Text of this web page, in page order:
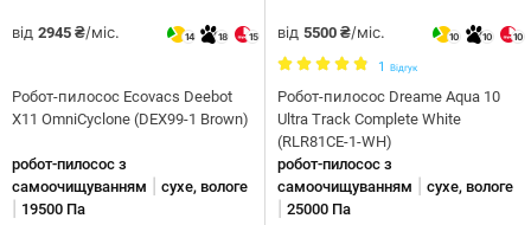
від 2945 ₴/міс. 14 18 15
Робот-пилосос Ecovacs Deebot
X11 OmniCyclone (DEX99-1 Brown)
робот-пилосос з
самоочищуванням
сухе, вологе
19500 Па
від 5500 ₴/міс. 10 10 10
1 Відгук
Робот-пилосос Dreame Aqua 10
Ultra Track Complete White
(RLR81CE-1-WH)
робот-пилосос з
самоочищуванням
сухе, вологе
25000 Па